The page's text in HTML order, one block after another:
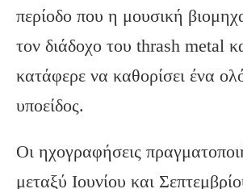
περίοδο που η μουσική
τον διάδοχο του thrash metal
κατάφερε να καθορίσει ένα
υποείδος.
Οι ηχογραφήσεις
μεταξύ Ιουνίου και